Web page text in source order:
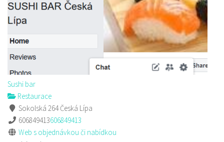
Sushi bar
Restaurace
Sokolská 264 Česká Lípa
606849413606849413
Web s objednávkou či nabídkou